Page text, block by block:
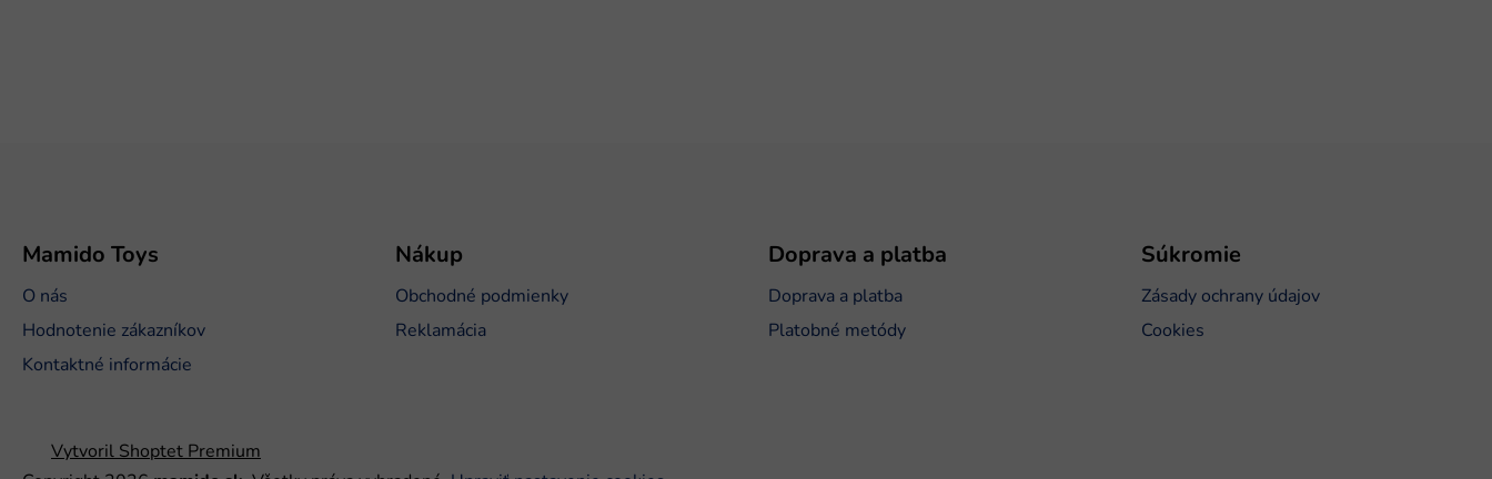
Mamido Toys
O nás
Hodnotenie zákazníkov
Kontaktné informácie
Nákup
Obchodné podmienky
Reklamácia
Doprava a platba
Doprava a platba
Platobné metódy
Súkromie
Zásady ochrany údajov
Cookies
Vytvoril Shoptet Premium